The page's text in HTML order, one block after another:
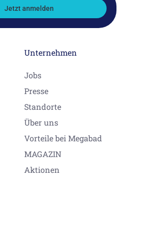
Jetzt anmelden
Unternehmen
Jobs
Presse
Standorte
Über uns
Vorteile bei Megabad
MAGAZIN
Aktionen